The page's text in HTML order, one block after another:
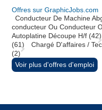
Offres sur GraphicJobs.com
Conducteur De Machine
conducteur Ou Conducteur
Autoplatine Découpe H/f (42)
(61)
Chargé D'affaires /
(2)
Voir plus d'offres d'emploi